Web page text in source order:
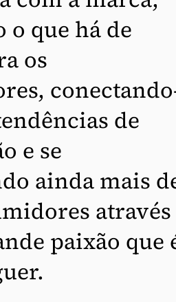
o que há de
os
de
e se
ainda mais
através
paixão que